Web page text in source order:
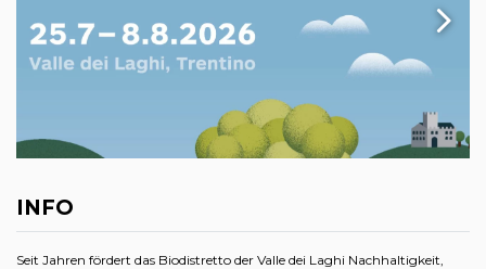
INFO
Seit Jahren fördert das Biodistretto der Valle dei Laghi Nachhaltigkeit,